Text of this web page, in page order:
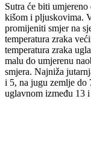
Sutra će biti
kišom i pljuskovima.
promijeniti smjer na
temperatura zraka
temperatura zraka
malu do umjerenu
smjera. Najniža
i 5, na jugu zemlje do
uglavnom između 13 i